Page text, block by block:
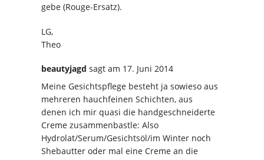
gebe (Rouge-Ersatz).
LG,
Theo
beautyjagd sagt am 17. Juni 2014
Meine Gesichtspflege besteht ja sowieso aus
mehreren hauchfeinen Schichten, aus
denen ich mir quasi die handgeschneiderte
Creme zusammenbastle: Also
Hydrolat/Serum/Gesichtsöl/im Winter noch
Shebautter oder mal eine Creme an die